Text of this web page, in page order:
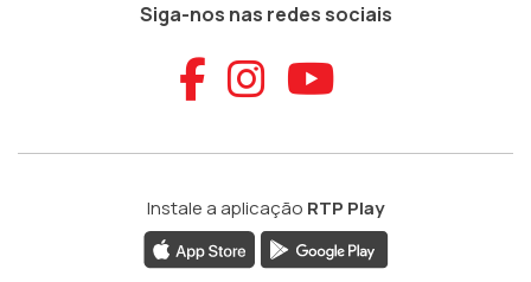
Siga-nos nas redes sociais
Aceder ao
Aceder ao
Aceder
Instale a aplicação RTP Play